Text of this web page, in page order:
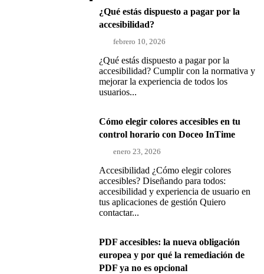
¿Qué estás dispuesto a pagar por la
accesibilidad?
febrero 10, 2026
¿Qué estás dispuesto a pagar por la
accesibilidad? Cumplir con la normativa y
mejorar la experiencia de todos los
usuarios...
Cómo elegir colores accesibles en tu
control horario con Doceo InTime
enero 23, 2026
Accesibilidad ¿Cómo elegir colores
accesibles? Diseñando para todos:
accesibilidad y experiencia de usuario en
tus aplicaciones de gestión Quiero
contactar...
PDF accesibles: la nueva obligación
europea y por qué la remediación de
PDF ya no es opcional